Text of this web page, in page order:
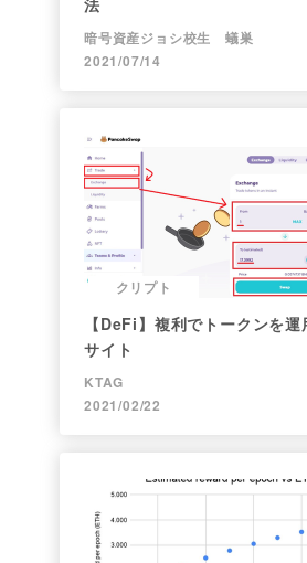
法
暗号資産ジョシ校生 蟻巣
2021/07/14
クリプト
【DeFi】複利でトークンを
サイト
KTAG
2021/02/22